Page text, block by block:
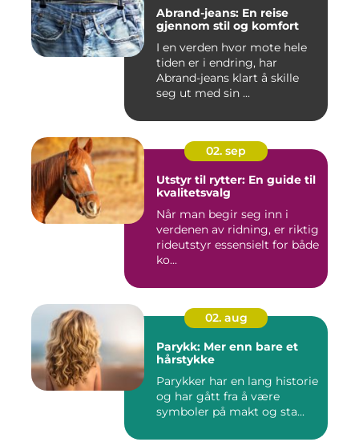
Abrand-jeans: En reise
gjennom stil og komfort
I en verden hvor mote hele
tiden er i endring, har
Abrand-jeans klart å skille
seg ut med sin ...
02. sep
Utstyr til rytter: En guide til
kvalitetsvalg
Når man begir seg inn i
verdenen av ridning, er riktig
rideutstyr essensielt for både
ko...
02. aug
Parykk: Mer enn bare et
hårstykke
Parykker har en lang historie
og har gått fra å være
symboler på makt og sta...